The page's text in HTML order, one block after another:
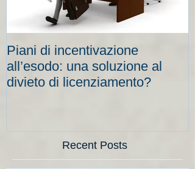
Piani di incentivazione
all’esodo: una soluzione al
divieto di licenziamento?
Recent Posts